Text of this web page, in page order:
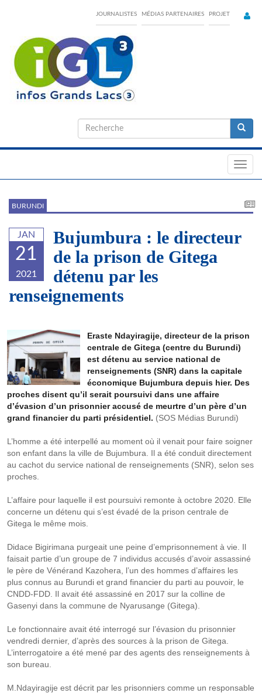
content
JOURNALISTES MÉDIAS PARTENAIRES PROJET
Formulaire
de
BURUNDI
JAN
21
2021
Bujumbura : le directeur
de la prison de Gitega
détenu par les
renseignements
Prison-
de-
Gitega-
1900x1069_c_1.jpg
Eraste Ndayiragije, directeur de la prison
centrale de Gitega (centre du Burundi)
est détenu au service national de
renseignements (SNR) dans la capitale
économique Bujumbura depuis hier. Des
proches disent qu’il serait poursuivi dans une affaire
d’évasion d’un prisonnier accusé de meurtre d’un père d’un
grand financier du parti présidentiel. (SOS Médias Burundi)
L’homme a été interpellé au moment où il venait pour faire soigner
son enfant dans la ville de Bujumbura. Il a été conduit directement
au cachot du service national de renseignements (SNR), selon ses
proches.
L’affaire pour laquelle il est poursuivi remonte à octobre 2020. Elle
concerne un détenu qui s’est évadé de la prison centrale de
Gitega le même mois.
Didace Bigirimana purgeait une peine d’emprisonnement à vie. Il
faisait partie d’un groupe de 7 individus accusés d’avoir assassiné
le père de Vénérand Kazohera, l’un des hommes d’affaires les
plus connus au Burundi et grand financier du parti au pouvoir, le
CNDD-FDD. Il avait été assassiné en 2017 sur la colline de
Gasenyi dans la commune de Nyarusange (Gitega).
Le fonctionnaire avait été interrogé sur l’évasion du prisonnier
vendredi dernier, d’après des sources à la prison de Gitega.
L’interrogatoire a été mené par des agents des renseignements à
son bureau.
M.Ndayiragije est décrit par les prisonniers comme un responsable